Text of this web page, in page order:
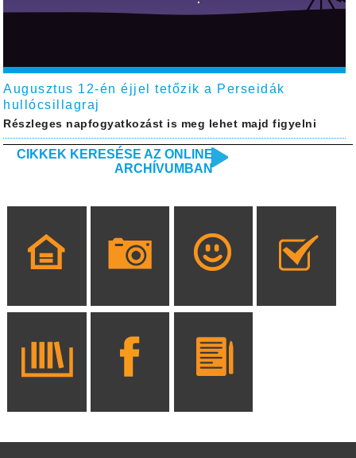
Augusztus 12-én éjjel tetőzik a Perseidák
hullócsillagraj
Részleges napfogyatkozást is meg lehet majd figyelni
CIKKEK KERESÉSE AZ ONLINE
ARCHÍVUMBAN